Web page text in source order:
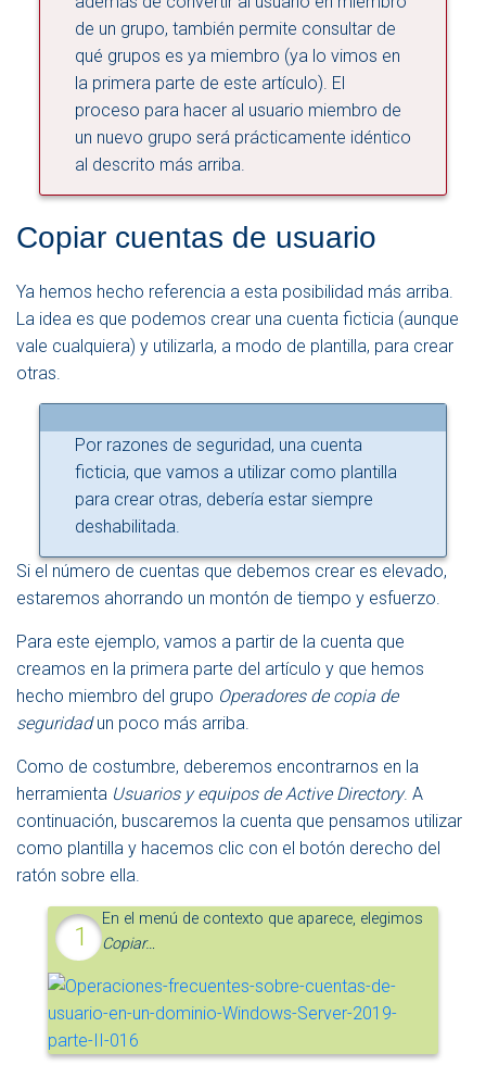
de un grupo, también permite consultar de
qué grupos es ya miembro (ya lo vimos en
la primera parte de este artículo). El
proceso para hacer al usuario miembro de
un nuevo grupo será prácticamente idéntico
al descrito más arriba.
Copiar cuentas de usuario
Ya hemos hecho referencia a esta posibilidad más arriba.
La idea es que podemos crear una cuenta ficticia (aunque
vale cualquiera) y utilizarla, a modo de plantilla, para crear
otras.
Por razones de seguridad, una cuenta
ficticia, que vamos a utilizar como plantilla
para crear otras, debería estar siempre
deshabilitada.
Si el número de cuentas que debemos crear es elevado,
estaremos ahorrando un montón de tiempo y esfuerzo.
Para este ejemplo, vamos a partir de la cuenta que
creamos en la primera parte del artículo y que hemos
hecho miembro del grupo Operadores de copia de
seguridadun poco más arriba.
Como de costumbre, deberemos encontrarnos en la
herramienta Usuarios y equipos de Active Directory. A
continuación, buscaremos la cuenta que pensamos utilizar
como plantilla y hacemos clic con el botón derecho del
ratón sobre ella.
En el menú de contexto que aparece, elegimos
Copiar…